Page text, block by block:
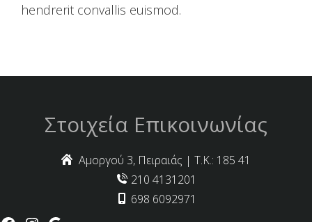
hendrerit convallis euismod.
Στοιχεία Επικοινωνίας
Αμοργού 3, Πειραιάς | Τ.Κ.: 185 41
210 4131201
698 6092971